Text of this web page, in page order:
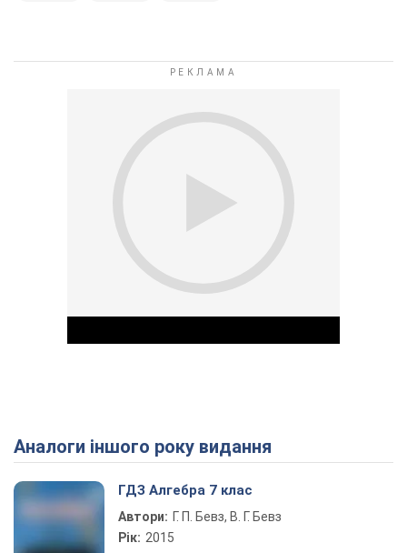
Play Video
Аналоги іншого року видання
ГДЗ Алгебра 7 клас
Автори: Г. П. Бевз, В. Г. Бевз
Рік: 2015